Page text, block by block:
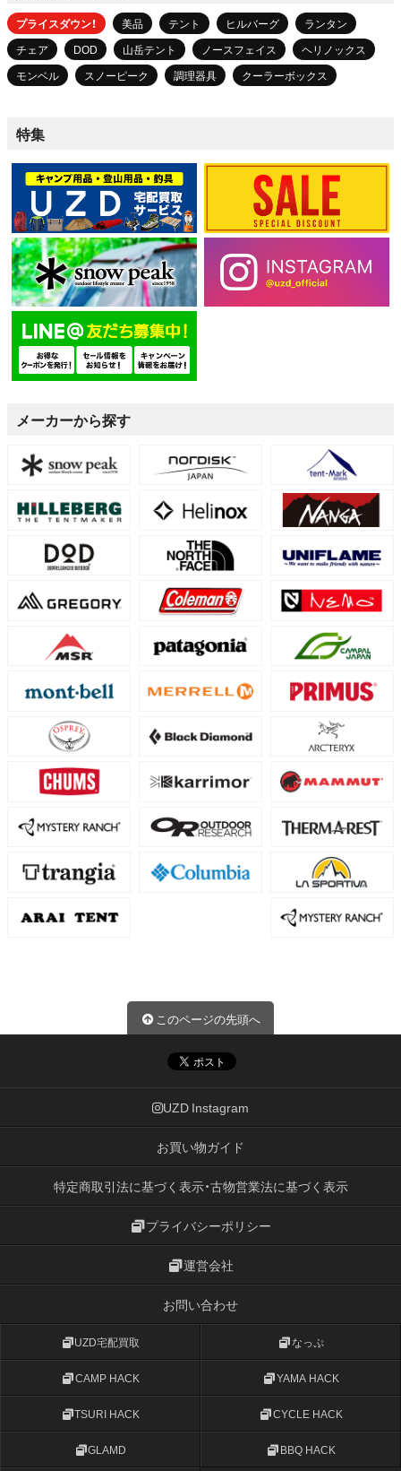
プライスダウン！ 美品 テント ヒルバーグ
ランタン
チェア
DOD 山岳テント ノースフェイス
ヘリノックス
モンベル
スノーピーク 調理器具 クーラーボックス
特集
メーカーから探す
このページの先頭へ
UZD Instagram
お買い物ガイド
特定商取引法に基づく表示・古物営業法に基づく表示
プライバシーポリシー
運営会社
お問い合わせ
UZD宅配買取 なっぷ
CAMP HACK YAMA HACK
TSURI HACK CYCLE HACK
GLAMD BBQ HACK